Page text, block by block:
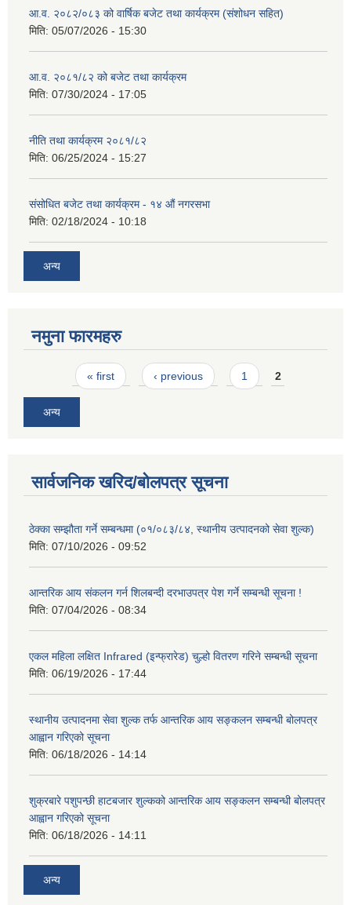
आ.व. २०८२/०८३ को वार्षिक बजेट तथा कार्यक्रम (संशोधन सहित)
मिति: 05/07/2026 - 15:30
आ.व. २०८१/८२ को बजेट तथा कार्यक्रम
मिति: 07/30/2024 - 17:05
नीति तथा कार्यक्रम २०८१/८२
मिति: 06/25/2024 - 15:27
संसोधित बजेट तथा कार्यक्रम - १४ औं नगरसभा
मिति: 02/18/2024 - 10:18
अन्य
नमुना फारमहरु
Pages« first ‹ previous 1 2
अन्य
सार्वजनिक खरिद/बोलपत्र सूचना
ठेक्का सम्झौता गर्ने सम्बन्धमा (०१/०८३/८४, स्थानीय उत्पादनको सेवा शुल्क)
मिति: 07/10/2026 - 09:52
आन्तरिक आय संकलन गर्न शिलबन्दी दरभाउपत्र पेश गर्ने सम्बन्धी सूचना !
मिति: 07/04/2026 - 08:34
एकल महिला लक्षित Infrared (इन्फ्रारेड) चुल्हो वितरण गरिने सम्बन्धी सूचना
मिति: 06/19/2026 - 17:44
स्थानीय उत्पादनमा सेवा शुल्क तर्फ आन्तरिक आय सङ्कलन सम्बन्धी बोलपत्र
आह्वान गरिएको सूचना
मिति: 06/18/2026 - 14:14
शुक्रबारे पशुपन्छी हाटबजार शुल्कको आन्तरिक आय सङ्कलन सम्बन्धी बोलपत्र
आह्वान गरिएको सूचना
मिति: 06/18/2026 - 14:11
अन्य